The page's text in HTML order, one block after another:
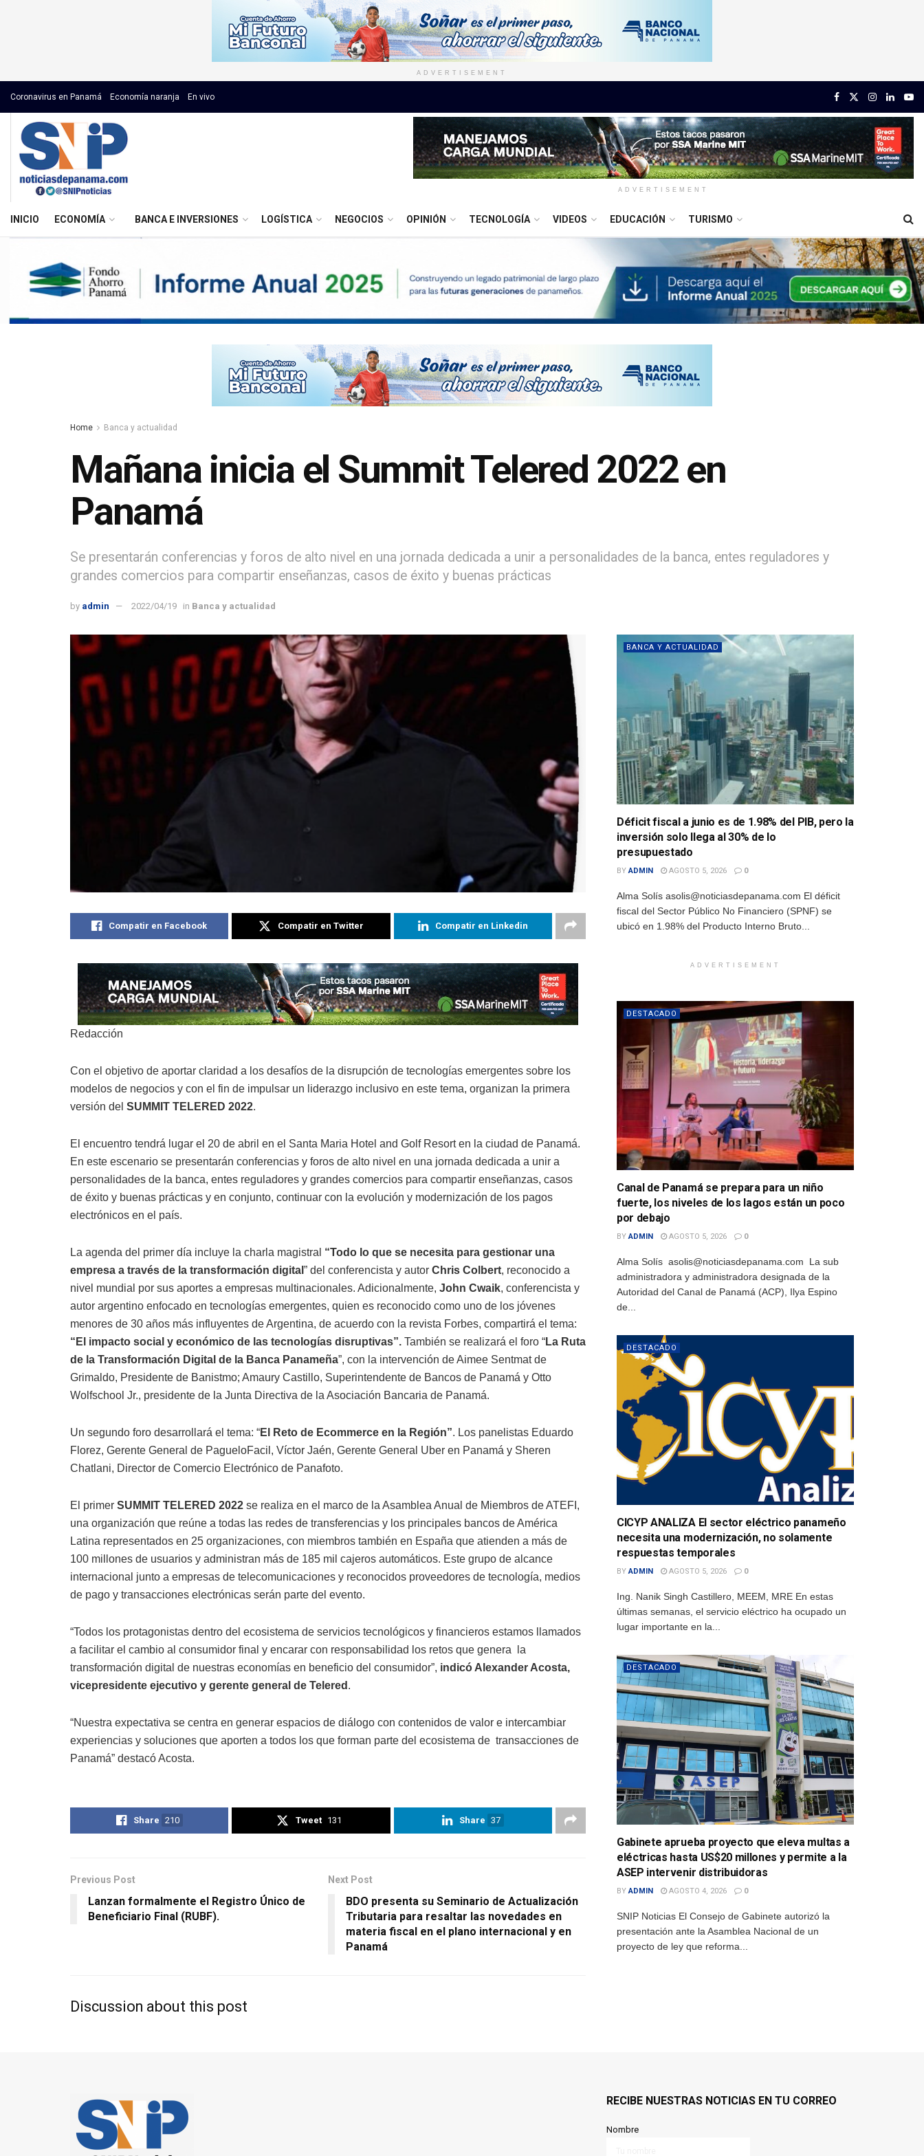
ADVERTISEMENT
Coronavirus en Panamá Economía naranja En vivo
ADVERTISEMENT
INICIO ECONOMÍA BANCA E INVERSIONES LOGÍSTICA NEGOCIOS OPINIÓN TECNOLOGÍA VIDEOS EDUCACIÓN TURISMO
Home Banca y actualidad
Mañana inicia el Summit Telered 2022 en
Panamá
Se presentarán conferencias y foros de alto nivel en una jornada dedicada a unir a personalidades de la banca, entes reguladores y
grandes comercios para compartir enseñanzas, casos de éxito y buenas prácticas
by admin 2022/04/19 in Banca y actualidad
Compatir en Facebook Compatir en Twitter Compatir en Linkedin
Redacción
Con el objetivo de aportar claridad a los desafíos de la disrupción de tecnologías emergentes sobre los
modelos de negocios y con el fin de impulsar un liderazgo inclusivo en este tema, organizan la primera
versión del SUMMIT TELERED 2022.
El encuentro tendrá lugar el 20 de abril en el Santa Maria Hotel and Golf Resort en la ciudad de Panamá.
En este escenario se presentarán conferencias y foros de alto nivel en una jornada dedicada a unir a
personalidades de la banca, entes reguladores y grandes comercios para compartir enseñanzas, casos
de éxito y buenas prácticas y en conjunto, continuar con la evolución y modernización de los pagos
electrónicos en el país.
La agenda del primer día incluye la charla magistral “Todo lo que se necesita para gestionar una
empresa a través de la transformación digital ” del conferencista y autor Chris Colbert, reconocido a
nivel mundial por sus aportes a empresas multinacionales. Adicionalmente, John Cwaik, conferencista y
autor argentino enfocado en tecnologías emergentes, quien es reconocido como uno de los jóvenes
menores de 30 años más influyentes de Argentina, de acuerdo con la revista Forbes, compartirá el tema:
“El impacto social y económico de las tecnologías disruptivas”. También se realizará el foro “La Ruta
de la Transformación Digital de la Banca Panameña”, con la intervención de Aimee Sentmat de
Grimaldo, Presidente de Banistmo; Amaury Castillo, Superintendente de Bancos de Panamá y Otto
Wolfschool Jr., presidente de la Junta Directiva de la Asociación Bancaria de Panamá.
Un segundo foro desarrollará el tema: “El Reto de Ecommerce en la Región”. Los panelistas Eduardo
Florez, Gerente General de PagueloFacil, Víctor Jaén, Gerente General Uber en Panamá y Sheren
Chatlani, Director de Comercio Electrónico de Panafoto.
El primer SUMMIT TELERED 2022 se realiza en el marco de la Asamblea Anual de Miembros de ATEFI,
una organización que reúne a todas las redes de transferencias y los principales bancos de América
Latina representados en 25 organizaciones, con miembros también en España que atienden a más de
100 millones de usuarios y administran más de 185 mil cajeros automáticos. Este grupo de alcance
internacional junto a empresas de telecomunicaciones y reconocidos proveedores de tecnología, medios
de pago y transacciones electrónicas serán parte del evento.
“Todos los protagonistas dentro del ecosistema de servicios tecnológicos y financieros estamos llamados
a facilitar el cambio al consumidor final y encarar con responsabilidad los retos que genera la
transformación digital de nuestras economías en beneficio del consumidor”, indicó Alexander Acosta,
vicepresidente ejecutivo y gerente general de Telered .
“Nuestra expectativa se centra en generar espacios de diálogo con contenidos de valor e intercambiar
experiencias y soluciones que aporten a todos los que forman parte del ecosistema de transacciones de
Panamá” destacó Acosta.
Share 210 Tweet 131 Share 37
Previous Post
Lanzan formalmente el Registro Único de
Beneficiario Final (RUBF).
Next Post
BDO presenta su Seminario de Actualización
Tributaria para resaltar las novedades en
materia fiscal en el plano internacional y en
Panamá
Discussion about this post
BANCA Y ACTUALIDAD
Déficit fiscal a junio es de 1.98% del PIB, pero la
inversión solo llega al 30% de lo
presupuestado
BY ADMIN AGOSTO 5, 2026 0
Alma Solís asolis@noticiasdepanama.com El déficit
fiscal del Sector Público No Financiero (SPNF) se
ubicó en 1.98% del Producto Interno Bruto...
ADVERTISEMENT
DESTACADO
Canal de Panamá se prepara para un niño
fuerte, los niveles de los lagos están un poco
por debajo
BY ADMIN AGOSTO 5, 2026 0
Alma Solís asolis@noticiasdepanama.com La sub
administradora y administradora designada de la
Autoridad del Canal de Panamá (ACP), Ilya Espino
de...
DESTACADO
CICYP ANALIZA El sector eléctrico panameño
necesita una modernización, no solamente
respuestas temporales
BY ADMIN AGOSTO 5, 2026 0
Ing. Nanik Singh Castillero, MEEM, MRE En estas
últimas semanas, el servicio eléctrico ha ocupado un
lugar importante en la...
DESTACADO
Gabinete aprueba proyecto que eleva multas a
eléctricas hasta US$20 millones y permite a la
ASEP intervenir distribuidoras
BY ADMIN AGOSTO 4, 2026 0
SNIP Noticias El Consejo de Gabinete autorizó la
presentación ante la Asamblea Nacional de un
proyecto de ley que reforma...
RECIBE NUESTRAS NOTICIAS EN TU CORREO
Nombre